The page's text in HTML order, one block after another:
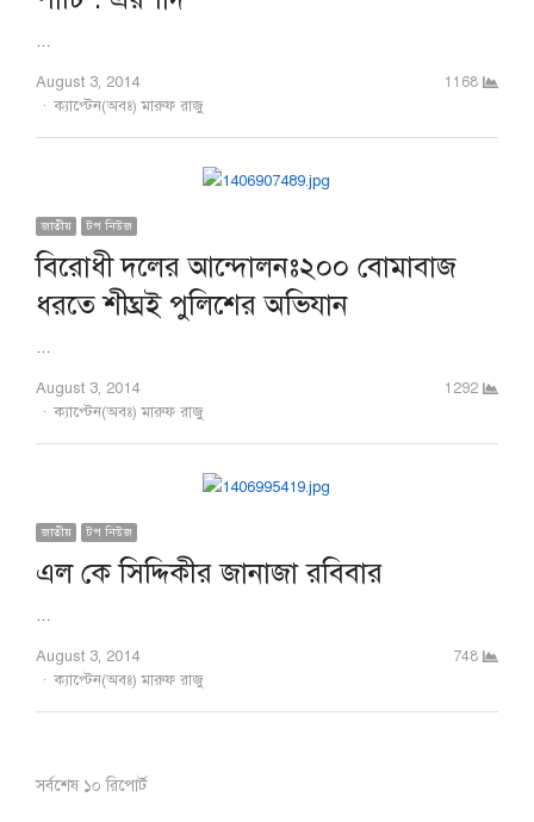
…
August 3, 2014
Author
ক্যাপ্টেন(অবঃ) মারুফ রাজু
1168
জাতীয় টপ নিউজ
বিরোধী দলের আন্দোলনঃ২০০ বোমাবাজ
ধরতে শীঘ্রই পুলিশের অভিযান
…
August 3, 2014
Author
ক্যাপ্টেন(অবঃ) মারুফ রাজু
1292
জাতীয় টপ নিউজ
এল কে সিদ্দিকীর জানাজা রবিবার
…
August 3, 2014
Author
ক্যাপ্টেন(অবঃ) মারুফ রাজু
748
সর্বশেষ ১০ রিপোর্ট